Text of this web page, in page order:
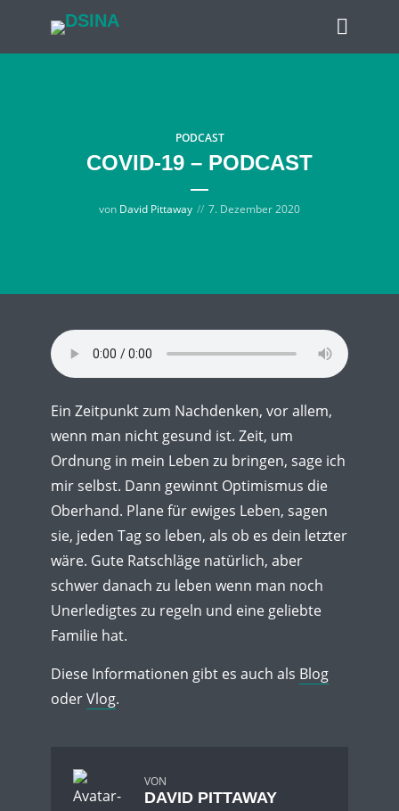
PODCAST
COVID-19 – PODCAST
von David Pittaway 7. Dezember 2020
Ein Zeitpunkt zum Nachdenken, vor allem,
wenn man nicht gesund ist. Zeit, um
Ordnung in mein Leben zu bringen, sage ich
mir selbst. Dann gewinnt Optimismus die
Oberhand. Plane für ewiges Leben, sagen
sie, jeden Tag so leben, als ob es dein letzter
wäre. Gute Ratschläge natürlich, aber
schwer danach zu leben wenn man noch
Unerledigtes zu regeln und eine geliebte
Familie hat.
Diese Informationen gibt es auch als Blog
oderVlog.
VON
DAVID PITTAWAY